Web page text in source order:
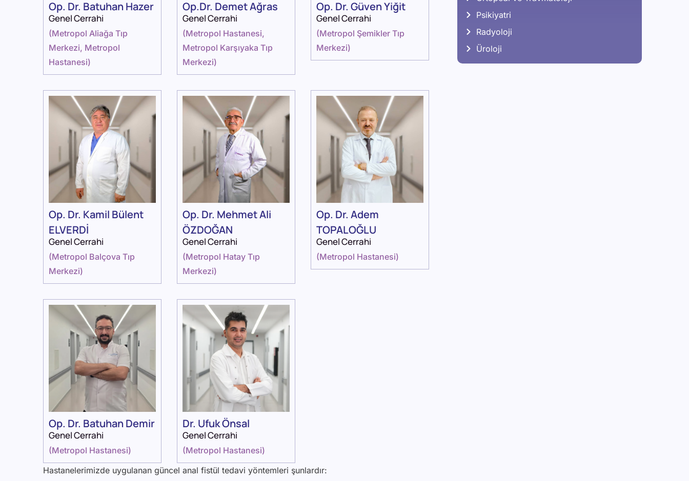
Op. Dr. Batuhan Hazer
Genel Cerrahi
(Metropol Aliağa Tıp
Merkezi, Metropol
Hastanesi)
Op.Dr. Demet Ağras
Genel Cerrahi
(Metropol Hastanesi,
Metropol Karşıyaka Tıp
Merkezi)
Op. Dr. Güven Yiğit
Genel Cerrahi
(Metropol Şemikler Tıp
Merkezi)
Op. Dr. Kamil Bülent
ELVERDİ
Genel Cerrahi
(Metropol Balçova Tıp
Merkezi)
Op. Dr. Mehmet Ali
ÖZDOĞAN
Genel Cerrahi
(Metropol Hatay Tıp
Merkezi)
Op. Dr. Adem
TOPALOĞLU
Genel Cerrahi
(Metropol Hastanesi)
Op. Dr. Batuhan Demir
Genel Cerrahi
(Metropol Hastanesi)
Dr. Ufuk Önsal
Genel Cerrahi
(Metropol Hastanesi)
Hastanelerimizde uygulanan güncel anal fistül tedavi yöntemleri şunlardır:
Psikiyatri
Radyoloji
Üroloji